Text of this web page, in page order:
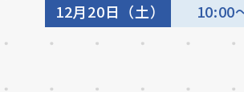
12月20日（土） 10:00